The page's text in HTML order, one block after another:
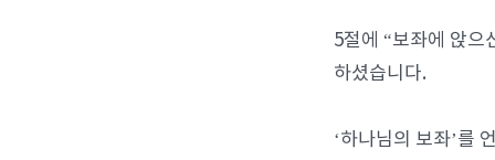
5절에 “보좌에 앉으
하셨습니다.
‘하나님의 보좌’를